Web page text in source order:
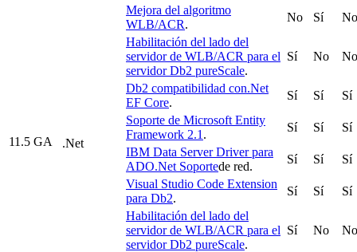
11.5 GA
Mejora del algoritmo
WLB/ACR.
No Sí
No
Habilitación del lado del
servidor de WLB/ACR para el
servidor Db2 pureScale.
Sí No No
.Net
Db2 compatibilidad con.Net
EF Core.
Sí Sí
Sí
Soporte de Microsoft Entity
Framework 2.1 .
Sí Sí
Sí
IBM Data Server Driver para
ADO.Net Soportede red.
Sí Sí
Sí
Visual Studio Code Extension
para Db2.
Sí Sí Sí
Habilitación del lado del
servidor de WLB/ACR para el
servidor Db2 pureScale.
Sí No No